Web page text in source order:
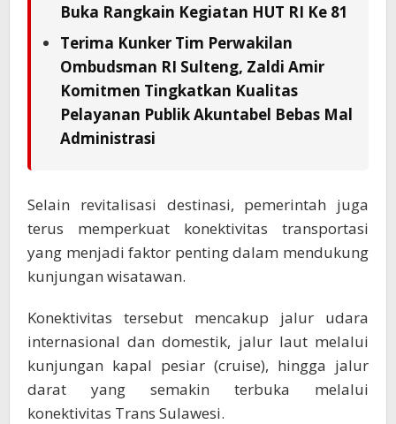
Buka Rangkain Kegiatan HUT RI Ke 81
Terima Kunker Tim Perwakilan
Ombudsman RI Sulteng, Zaldi Amir
Komitmen Tingkatkan Kualitas
Pelayanan Publik Akuntabel Bebas Mal
Administrasi
Selain revitalisasi destinasi, pemerintah juga
terus memperkuat konektivitas transportasi
yang menjadi faktor penting dalam mendukung
kunjungan wisatawan.
Konektivitas tersebut mencakup jalur udara
internasional dan domestik, jalur laut melalui
kunjungan kapal pesiar (cruise), hingga jalur
darat yang semakin terbuka melalui
konektivitas Trans Sulawesi.